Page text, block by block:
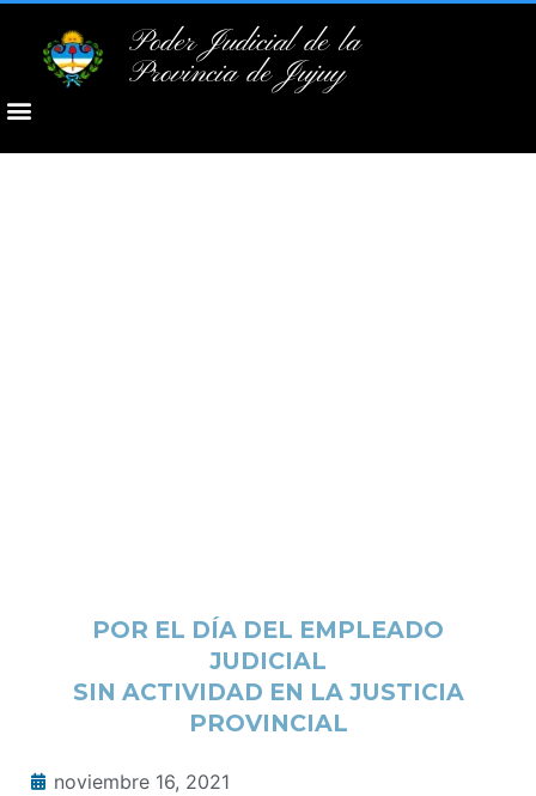
Poder Judicial de la
Provincia de Jujuy
POR EL DÍA DEL EMPLEADO
JUDICIAL
SIN ACTIVIDAD EN LA JUSTICIA
PROVINCIAL
noviembre 16, 2021